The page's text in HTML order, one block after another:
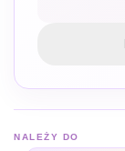
NALEŻY DO